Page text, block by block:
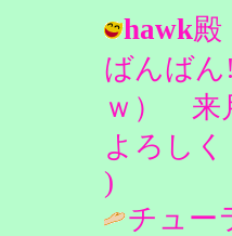
hawk
ばんば
ｗ） 来
よろしく
)
チュ